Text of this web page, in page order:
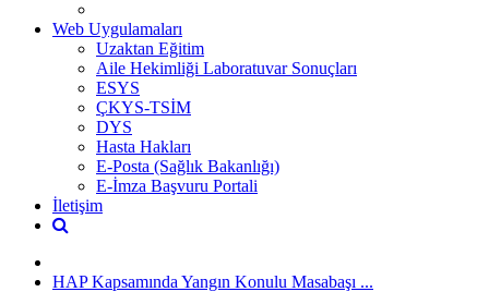
Web Uygulamaları
Uzaktan Eğitim
Aile Hekimliği Laboratuvar Sonuçları
ESYS
ÇKYS-TSİM
DYS
Hasta Hakları
E-Posta (Sağlık Bakanlığı)
E-İmza Başvuru Portali
İletişim
HAP Kapsamında Yangın Konulu Masabaşı ...